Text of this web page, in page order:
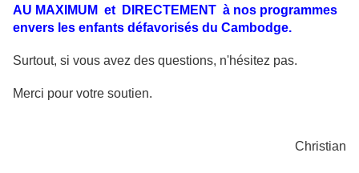
AU MAXIMUM et DIRECTEMENT à nos programmes
envers les enfants défavorisés du Cambodge.
Surtout, si vous avez des questions, n'hésitez pas.
Merci pour votre soutien.
Christian